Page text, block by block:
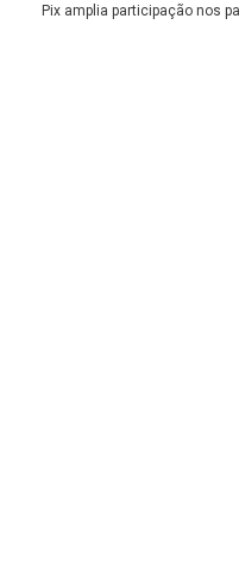
Pix amplia participação nos